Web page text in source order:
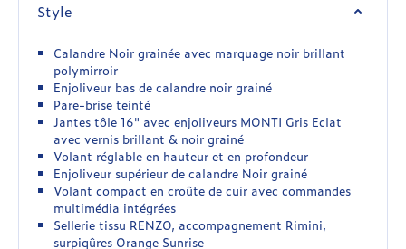
Style
Calandre Noir grainée avec marquage noir brillant
polymirroir
Enjoliveur bas de calandre noir grainé
Pare-brise teinté
Jantes tôle 16" avec enjoliveurs MONTI Gris Eclat
avec vernis brillant & noir grainé
Volant réglable en hauteur et en profondeur
Enjoliveur supérieur de calandre Noir grainé
Volant compact en croûte de cuir avec commandes
multimédia intégrées
Sellerie tissu RENZO, accompagnement Rimini,
surpiqûres Orange Sunrise